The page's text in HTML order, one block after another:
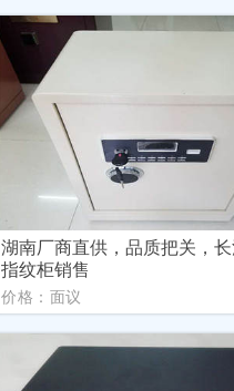
湖南厂商直供，品质把关，
指纹柜销售
价格：面议